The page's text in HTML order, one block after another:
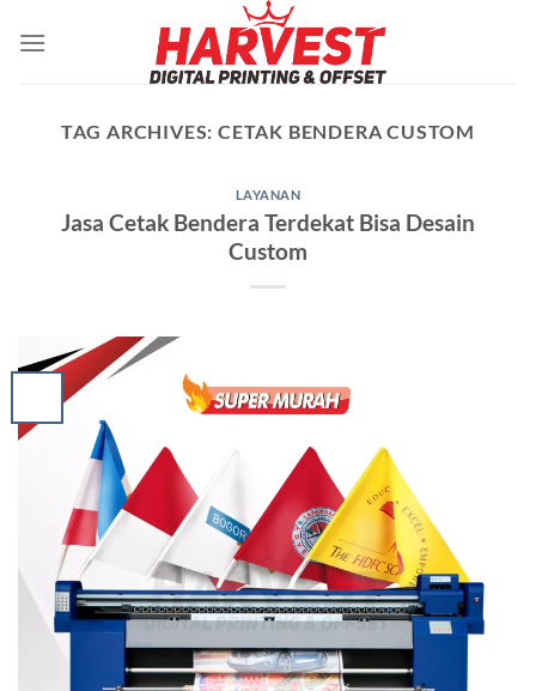
TAG ARCHIVES:CETAK BENDERA CUSTOM
LAYANAN
Jasa Cetak Bendera Terdekat Bisa Desain
Custom